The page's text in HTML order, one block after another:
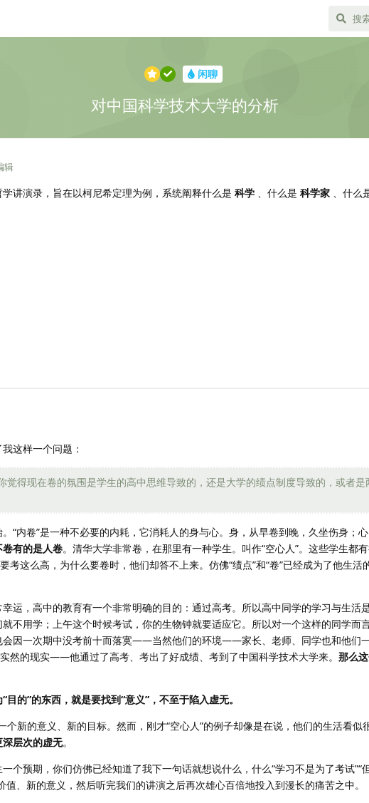
闲聊
对中国科学技术大学的分析
辑
讲演录，旨在以柯尼希定理为例，系统阐释什么是 科学 、什么是 科学家 、什么
这样一个问题：
觉得现在卷的氛围是学生的高中思维导致的，还是大学的绩点制度导致的，或者
“内卷”是一种不必要的内耗，它消耗人的身与心。身，从早卷到晚，久坐伤身；
有的是人卷。清华大学非常卷，在那里有一种学生。叫作“空心人”。这些学生都
这么高，为什么要卷时，他们却答不上来。仿佛“绩点”和“卷”已经成为了他生活
运，高中的教育有一个非常明确的目的：通过高考。所以高中同学的学习与生活
不用学；上午这个时候考试，你的生物钟就要适应它。所以对一个这样的同学而
会因一次期中没考前十而落寞——当然他们的环境——家长、老师、同学也和他们
然的现实——他通过了高考、考出了好成绩、考到了中国科学技术大学来。 那么
的”的东西，就是要找到“意义”，不至于陷入虚无。
个新的意义、新的目标。然而，刚才“空心人”的例子却像是在说，他们的生活看似
深层次的虚无。
个预期，你们仿佛已经知道了我下一句话就想说什么，什么“学习不是为了考试”“
、新的意义，然后听完我们的讲演之后再次雄心百倍地投入到漫长的痛苦之中。